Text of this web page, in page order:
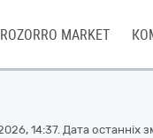
MARKET
14:37. Дата останніх